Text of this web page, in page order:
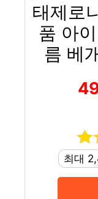
태제로
품 아
름 베
최대